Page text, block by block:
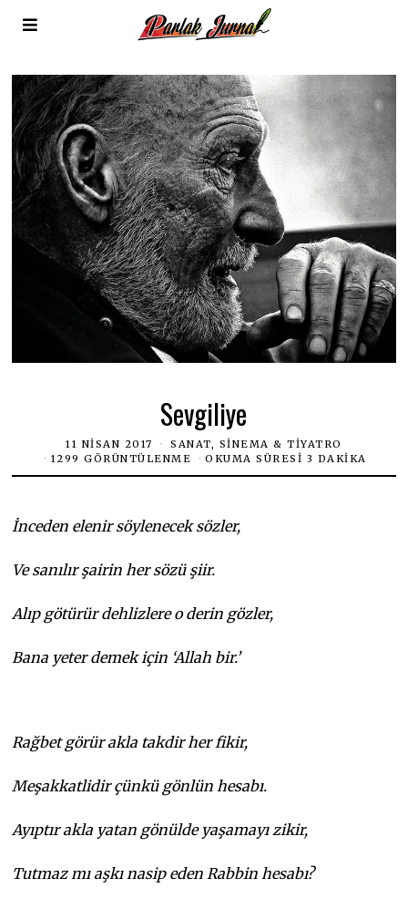
Sevgiliye
11 NISAN 2017
SANAT, SINEMA & TIYATRO
1299 GÖRÜNTÜLENME
OKUMA SÜRESI 3 DAKIKA
İnceden elenir söylenecek sözler,
Ve sanılır şairin her sözü şiir.
Alıp götürür dehlizlere o derin gözler,
Bana yeter demek için ‘Allah bir.’
Rağbet görür akla takdir her fikir,
Meşakkatlidir çünkü gönlün hesabı.
Ayıptır akla yatan gönülde yaşamayı zikir,
Tutmaz mı aşkı nasip eden Rabbin hesabı?